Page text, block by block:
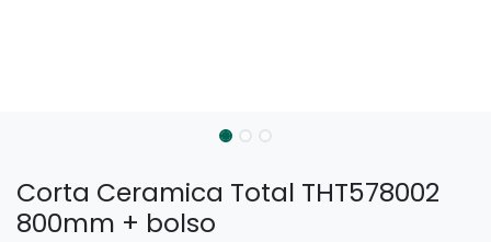
Corta Ceramica Total THT578002
800mm + bolso